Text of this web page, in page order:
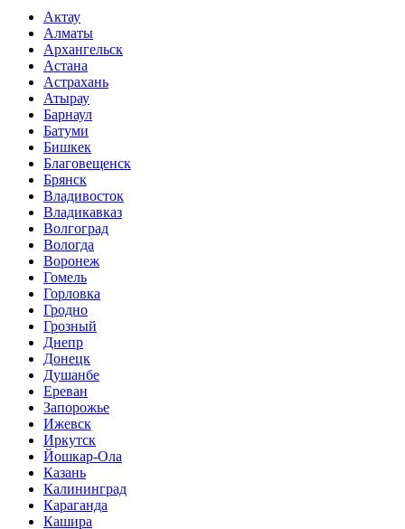
Актау
Алматы
Архангельск
Астана
Астрахань
Атырау
Барнаул
Батуми
Бишкек
Благовещенск
Брянск
Владивосток
Владикавказ
Волгоград
Вологда
Воронеж
Гомель
Горловка
Гродно
Грозный
Днепр
Донецк
Душанбе
Ереван
Запорожье
Ижевск
Иркутск
Йошкар-Ола
Казань
Калининград
Караганда
Кашира